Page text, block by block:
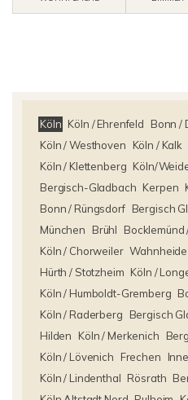
Köln Köln / Ehrenfeld Bonn /
Köln / Westhoven
Köln / Kalk
Köln / Klettenberg Köln/
Bergisch-Gladbach Kerpen
Bonn / Rüngsdorf Bergisch
München
Brühl Bocklemünd
Köln / Chorweiler Wahnheide
Hürth / Stotzheim Köln /
Köln / Humboldt-Gremberg
Köln / Raderberg
Bergisch
Hilden
Köln / Merkenich
Köln / Lövenich
Frechen
Köln / Lindenthal Rösrath